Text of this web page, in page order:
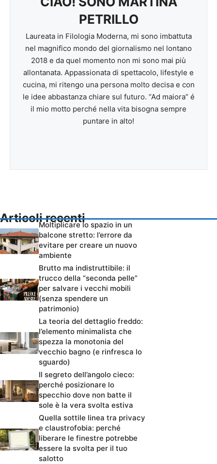
PETRILLO
Laureata in Filologia Moderna, mi sono imbattuta
nel magnifico mondo del giornalismo nel lontano
2018 e da quel momento non mi sono mai più
allontanata. Appassionata di spettacolo, lifestyle e
cucina, mi ritengo una persona molto decisa e con
le idee abbastanza chiare sul futuro. “Ad maiora” é
il mio motto perché nella vita bisogna sempre
puntare in alto!
Articoli recenti
Moltiplicare lo spazio in un
balcone stretto: l’errore da
evitare per creare un nuovo
ambiente
Brutto ma indistruttibile: il
trucco della “seconda pelle”
per salvare i vecchi mobili
(senza spendere un
patrimonio)
La teoria del dettaglio freddo:
l’elemento minimalista che
spezza la monotonia del
vecchio bagno (e rinfresca lo
sguardo)
Il segreto dell’angolo cieco:
perché posizionare lo
specchio dove non batte il
sole è la vera svolta estiva
Quella sottile linea tra privacy
e claustrofobia: perché
liberare le finestre potrebbe
essere la svolta per il tuo
salotto